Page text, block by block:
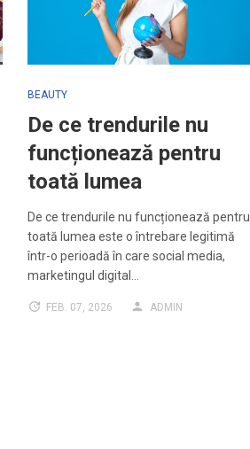
BEAUTY
De ce trendurile nu
funcționează pentru
toată lumea
De ce trendurile nu funcționează pentru
toată lumea este o întrebare legitimă
într-o perioadă în care social media,
marketingul digital…
FEB. 07, 2026 ADMIN